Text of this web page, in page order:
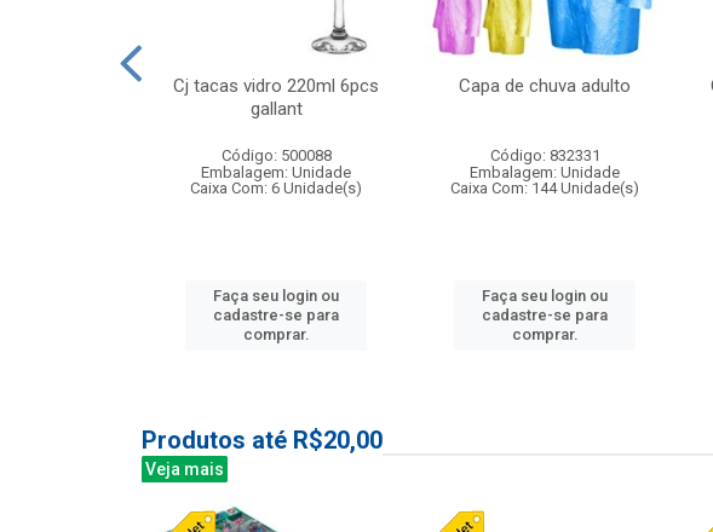
Cj tacas vidro 220ml 6pcs
gallant
Código: 500088
Embalagem: Unidade
Caixa Com: 6 Unidade(s)
Faça seu login ou
cadastre-se para
comprar.
Capa de chuva adulto
Código: 832331
Embalagem: Unidade
Caixa Com: 144 Unidade(s)
Faça seu login ou
cadastre-se para
comprar.
Produtos até R$20,00
Veja mais